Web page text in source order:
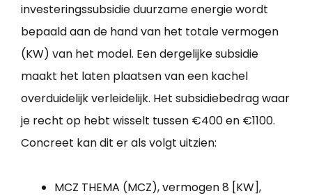
investeringssubsidie duurzame energie wordt
bepaald aan de hand van het totale vermogen
(KW) van het model. Een dergelijke subsidie
maakt het laten plaatsen van een kachel
overduidelijk verleidelijk. Het subsidiebedrag waar
je recht op hebt wisselt tussen €400 en €1100.
Concreet kan dit er als volgt uitzien:
MCZ THEMA (MCZ), vermogen 8 [KW],